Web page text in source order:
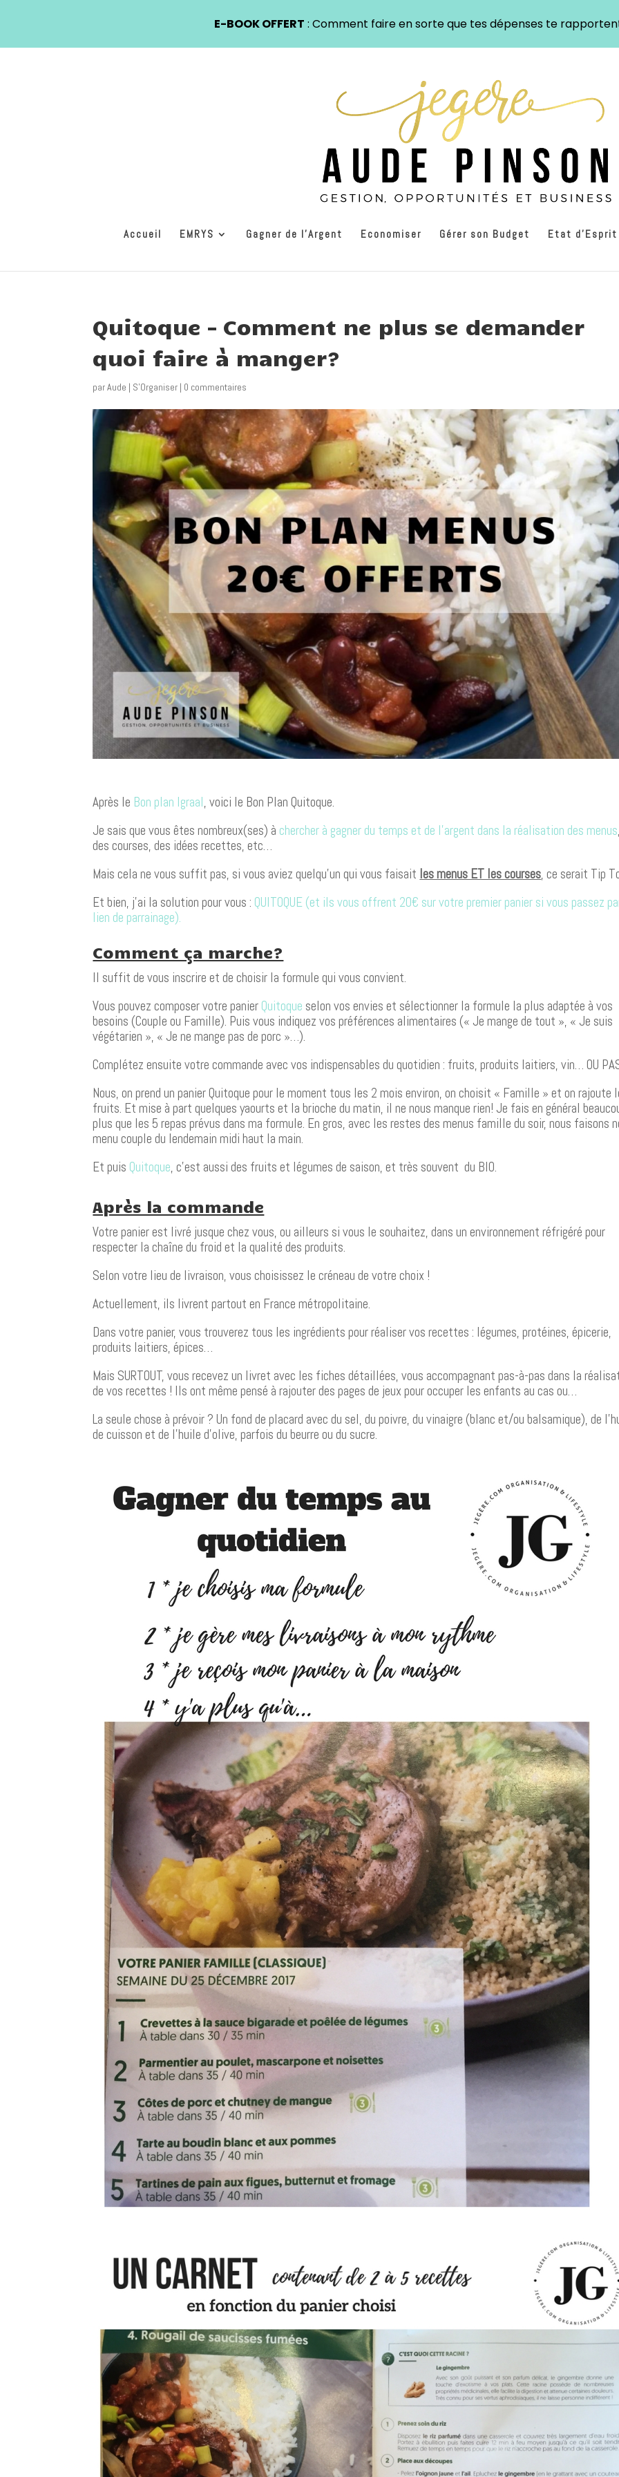
Accueil EMRYS Gagner de l’Argent Economiser Gérer son Budget Etat d’Esprit
Quitoque – Comment ne plus se demander
quoi faire à manger?
parAude | S'Organiser | 0 commentaires
Après le Bon plan Igraal, voici le Bon Plan Quitoque.
Je sais que vous êtes nombreux(ses) à chercher à gagner du temps et de l’argent dans la réalisation des menus,
des courses, des idées recettes, etc…
Mais cela ne vous suffit pas, si vous aviez quelqu’un qui vous faisait les menus ET les courses, ce serait Tip
Et bien, j’ai la solution pour vous : QUITOQUE (et ils vous offrent 20€ sur votre premier panier si vous passez
lien de parrainage).
Comment ça marche?
Il suffit de vous inscrire et de choisir la formule qui vous convient.
Vous pouvez composer votre panier Quitoque selon vos envies et sélectionner la formule la plus adaptée à vos
besoins (Couple ou Famille). Puis vous indiquez vos préférences alimentaires (« Je mange de tout », « Je suis
végétarien », « Je ne mange pas de porc »…).
Complétez ensuite votre commande avec vos indispensables du quotidien : fruits, produits laitiers, vin… OU
Nous, on prend un panier Quitoque pour le moment tous les 2 mois environ, on choisit « Famille » et on rajoute
fruits. Et mise à part quelques yaourts et la brioche du matin, il ne nous manque rien! Je fais en général
plus que les 5 repas prévus dans ma formule. En gros, avec les restes des menus famille du soir, nous faisons
menu couple du lendemain midi haut la main.
Et puis Quitoque, c’est aussi des fruits et légumes de saison, et très souvent du BIO.
Après la commande
Votre panier est livré jusque chez vous, ou ailleurs si vous le souhaitez, dans un environnement réfrigéré pour
respecter la chaîne du froid et la qualité des produits.
Selon votre lieu de livraison, vous choisissez le créneau de votre choix !
Actuellement, ils livrent partout en France métropolitaine.
Dans votre panier, vous trouverez tous les ingrédients pour réaliser vos recettes : légumes, protéines, épicerie,
produits laitiers, épices…
Mais SURTOUT, vous recevez un livret avec les fiches détaillées, vous accompagnant pas-à-pas dans la
de vos recettes ! Ils ont même pensé à rajouter des pages de jeux pour occuper les enfants au cas ou…
La seule chose à prévoir ? Un fond de placard avec du sel, du poivre, du vinaigre (blanc et/ou balsamique), de
de cuisson et de l’huile d’olive, parfois du beurre ou du sucre.
E-BOOK OFFERT : Comment faire en sorte que tes dépenses te